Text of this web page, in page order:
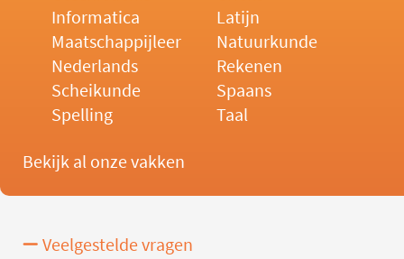
Informatica
Latijn
Maatschappijleer
Natuurkunde
Nederlands
Rekenen
Scheikunde
Spaans
Spelling
Taal
Bekijk al onze vakken
Veelgestelde vragen